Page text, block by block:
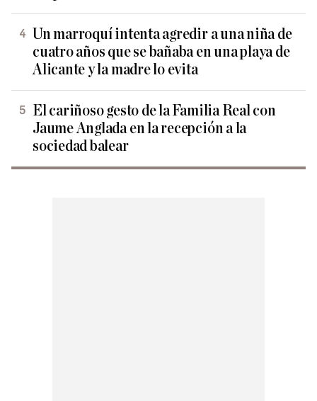
Un marroquí intenta agredir a una niña de
cuatro años que se bañaba en una playa de
Alicante y la madre lo evita
El cariñoso gesto de la Familia Real con
Jaume Anglada en la recepción a la
sociedad balear